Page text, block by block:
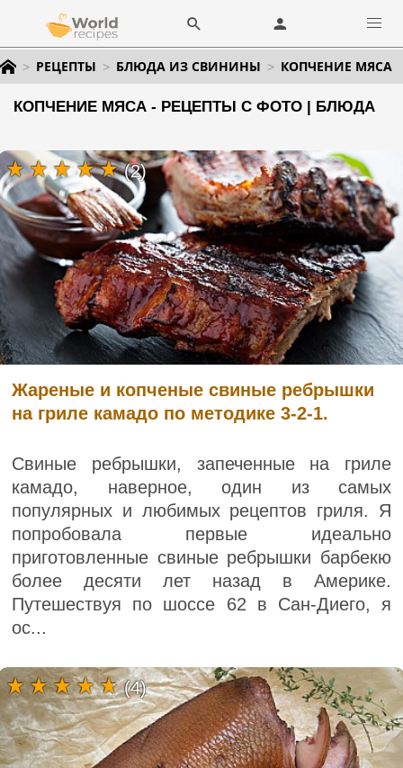
РЕЦЕПТЫ БЛЮДА ИЗ СВИНИНЫ КОПЧЕНИЕ МЯСА
КОПЧЕНИЕ МЯСА - РЕЦЕПТЫ С ФОТО | БЛЮДА
Жареные и копченые свиные ребрышки
на гриле камадо по методике 3-2-1.
Свиные ребрышки, запеченные на гриле
камадо, наверное, один из самых
популярных и любимых рецептов гриля. Я
попробовала первые идеально
приготовленные свиные ребрышки барбекю
более десяти лет назад в Америке.
Путешествуя по шоссе 62 в Сан-Диего, я
ос...
(2)
(4)